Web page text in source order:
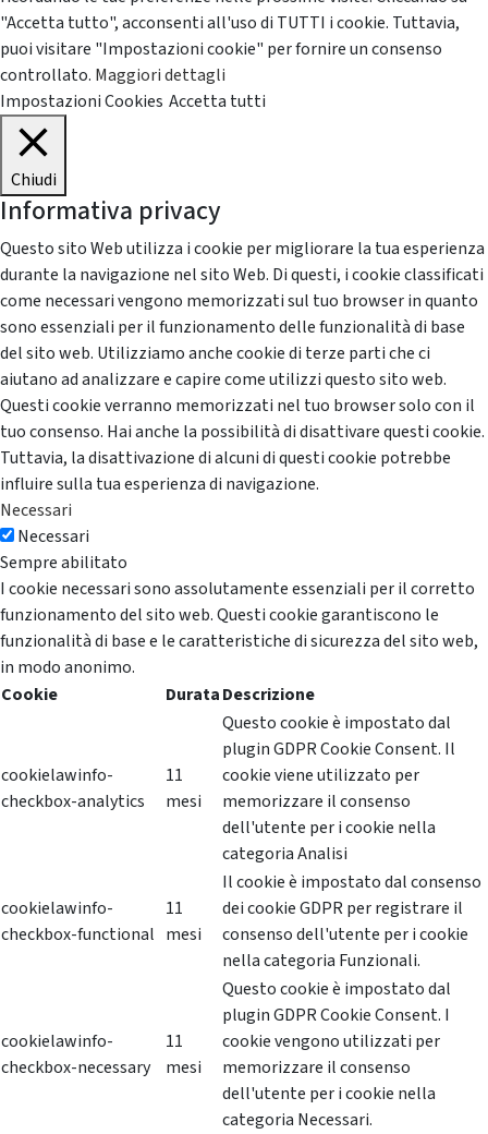
"Accetta tutto", acconsenti all'uso di TUTTI i cookie. Tuttavia,
puoi visitare "Impostazioni cookie" per fornire un consenso
controllato. Maggiori dettagli
Impostazioni Cookies Accetta tutti
Chiudi
Informativa privacy
Questo sito Web utilizza i cookie per migliorare la tua esperienza
durante la navigazione nel sito Web. Di questi, i cookie classificati
come necessari vengono memorizzati sul tuo browser in quanto
sono essenziali per il funzionamento delle funzionalità di base
del sito web. Utilizziamo anche cookie di terze parti che ci
aiutano ad analizzare e capire come utilizzi questo sito web.
Questi cookie verranno memorizzati nel tuo browser solo con il
tuo consenso. Hai anche la possibilità di disattivare questi cookie.
Tuttavia, la disattivazione di alcuni di questi cookie potrebbe
influire sulla tua esperienza di navigazione.
Necessari
Necessari
Sempre abilitato
I cookie necessari sono assolutamente essenziali per il corretto
funzionamento del sito web. Questi cookie garantiscono le
funzionalità di base e le caratteristiche di sicurezza del sito web,
in modo anonimo.
Cookie
DurataDescrizione
cookielawinfo-
checkbox-analytics
11
mesi
Questo cookie è impostato dal
plugin GDPR Cookie Consent. Il
cookie viene utilizzato per
memorizzare il consenso
dell'utente per i cookie nella
categoria Analisi
cookielawinfo-
checkbox-functional
11
mesi
Il cookie è impostato dal consenso
dei cookie GDPR per registrare il
consenso dell'utente per i cookie
nella categoria Funzionali.
cookielawinfo-
checkbox-necessary
11
mesi
Questo cookie è impostato dal
plugin GDPR Cookie Consent. I
cookie vengono utilizzati per
memorizzare il consenso
dell'utente per i cookie nella
categoria Necessari.